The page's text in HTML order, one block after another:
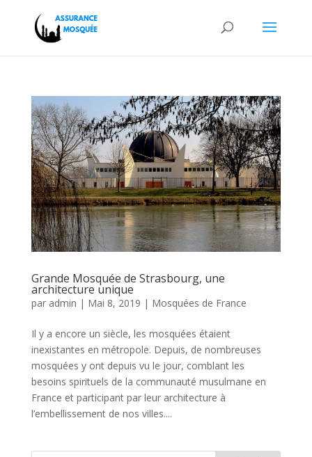
Grande Mosquée de Strasbourg, une
architecture unique
par admin | Mai 8, 2019 | Mosquées de France
Il y a encore un siècle, les mosquées étaient
inexistantes en métropole. Depuis, de nombreuses
mosquées y ont depuis vu le jour, comblant les
besoins spirituels de la communauté musulmane en
France et participant par leur architecture à
l’embellissement de nos villes....